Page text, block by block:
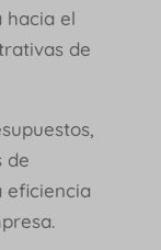
hacia el
de
de
eficiencia